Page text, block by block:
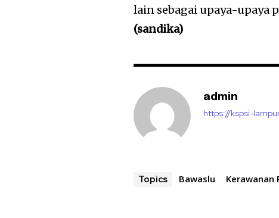
lain sebagai upaya-upaya
(sandika)
admin
https://kspsi-
Topics Bawaslu Kerawanan